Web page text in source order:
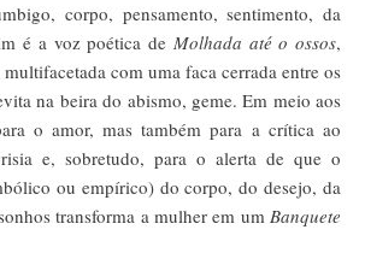
corpo, pensamento, sentimento, da
é a voz poética de Molhada até o ossos,
com uma faca cerrada entre os
na beira do abismo, geme. Em meio aos
o amor, mas também para a crítica ao
e, sobretudo, para o alerta de que o
ou empírico) do corpo, do desejo, da
transforma a mulher em um Banquete